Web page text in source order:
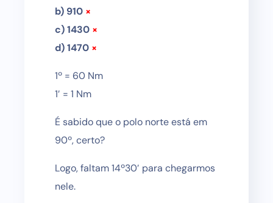
b) 910 ×
c) 1430 ×
d) 1470 ×
1º = 60 Nm
1′ = 1 Nm
É sabido que o polo norte está em
90º, certo?
Logo, faltam 14º30′ para chegarmos
nele.